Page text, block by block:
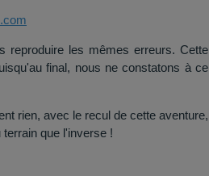
reproduire les mêmes erreurs. Cette
final, nous ne constatons à ce
rien, avec le recul de cette aventure,
que l'inverse !